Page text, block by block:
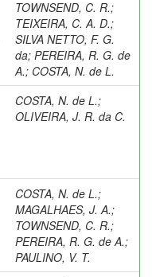
TOWNSEND, C. R.;
TEIXEIRA, C. A. D.;
SILVA NETTO, F. G.
da; PEREIRA, R. G. de
A.; COSTA, N. de L.
COSTA, N. de L.;
OLIVEIRA, J. R. da C.
COSTA, N. de L.;
MAGALHAES, J. A.;
TOWNSEND, C. R.;
PEREIRA, R. G. de A.;
PAULINO, V. T.